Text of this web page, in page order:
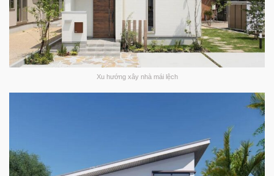
Xu hướng xây nhà mái lệch